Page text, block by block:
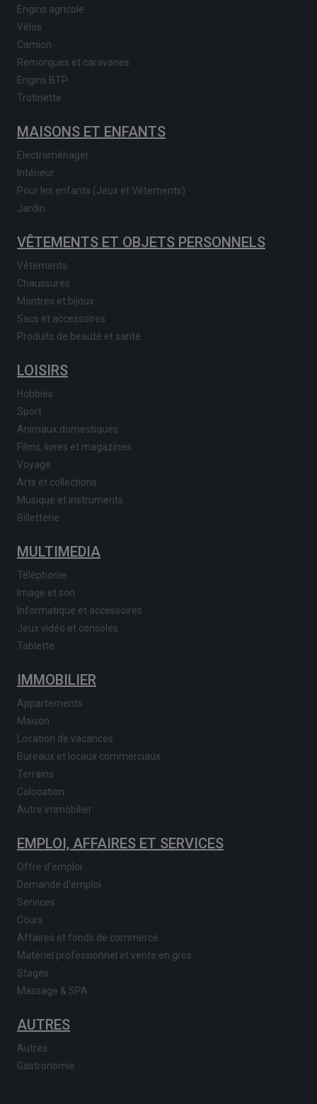
Engins agricole
Vélos
Camion
Remorques et caravanes
Engins BTP
Trotinette
MAISONS ET ENFANTS
Electroménager
Intérieur
Pour les enfants (Jeux et Vêtements)
Jardin
VÊTEMENTS ET OBJETS PERSONNELS
Vêtements
Chaussures
Montres et bijoux
Sacs et accessoires
Produits de beauté et santé
LOISIRS
Hobbies
Sport
Animaux domestiques
Films, livres et magazines
Voyage
Arts et collections
Musique et instruments
Billetterie
MULTIMEDIA
Téléphonie
Image et son
Informatique et accessoires
Jeux vidéo et consoles
Tablette
IMMOBILIER
Appartements
Maison
Location de vacances
Bureaux et locaux commerciaux
Terrains
Colocation
Autre immobilier
EMPLOI, AFFAIRES ET SERVICES
Offre d'emploi
Demande d'emploi
Services
Cours
Affaires et fonds de commerce
Matériel professionnel et vente en gros
Stages
Massage & SPA
AUTRES
Autres
Gastronomie